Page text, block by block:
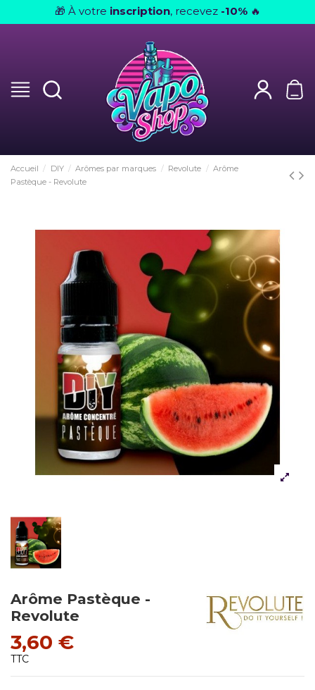
🎁 À votre inscription, recevez -10% 🔥
Accueil DIY Arômes par marques Revolute
Arôme
Pastèque - Revolute
Arôme Pastèque -
Revolute
3,60 €
TTC